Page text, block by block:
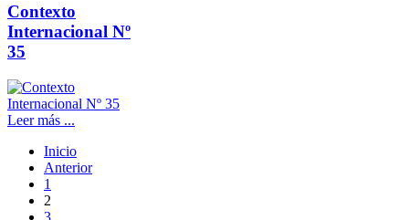
Contexto
Internacional Nº
35
Leer más ...
Inicio
Anterior
1
2
3